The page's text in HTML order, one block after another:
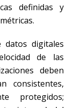
definidas y
digitales
de las
deben
consistentes,
protegidos;